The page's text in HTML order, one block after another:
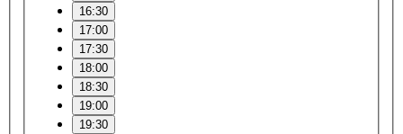
16:30
17:00
17:30
18:00
18:30
19:00
19:30